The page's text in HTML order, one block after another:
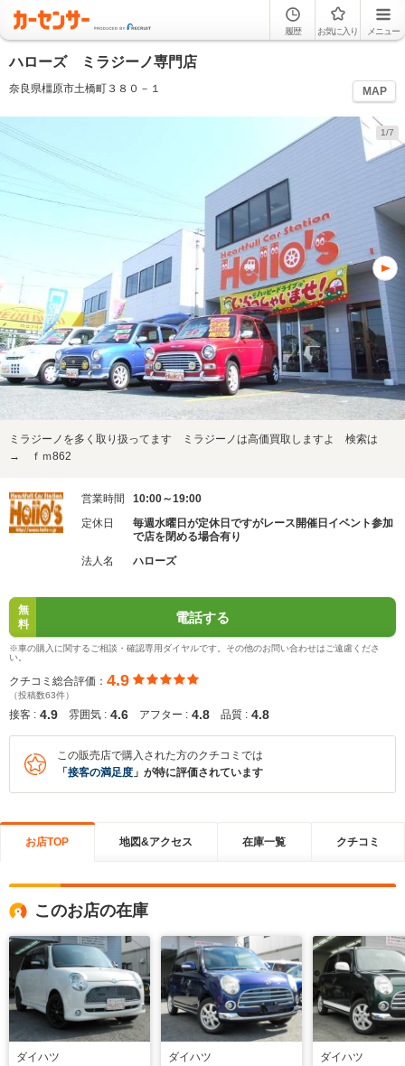
履歴 お気に入り メニュー
ハローズ ミラジーノ専門店
奈良県橿原市土橋町３８０－１ MAP
1/7
ミラジーノを多く取り扱ってます ミラジーノは高価買取しますよ 検索は
→ ｆｍ862
営業時間
10:00～19:00
定休日
毎週水曜日が定休日ですがレース開催日イベント参加
で店を閉める場合有り
法人名
ハローズ
無
料
電話する
※車の購入に関するご相談・確認専用ダイヤルです。その他のお問い合わせはご遠慮くださ
い。
クチコミ総合評価： 4.9
（投稿数63件）
接客 : 4.9 雰囲気 : 4.6 アフター : 4.8 品質 : 4.8
この販売店で購入された方のクチコミでは
「 接客の満足度 」が特に評価されています
お店TOP 地図&アクセス 在庫一覧 クチコミ
このお店の在庫
ダイハツ ダイハツ ダイハツ